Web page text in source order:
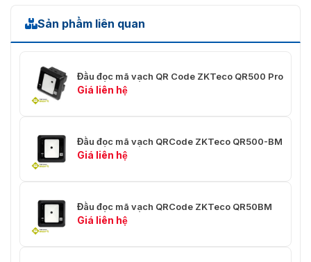
Sản phẩm liên quan
Đầu đọc mã vạch QR Code ZKTeco QR500 Pro
Giá liên hệ
Đầu đọc mã vạch QRCode ZKTeco QR500-BM
Giá liên hệ
Đầu đọc mã vạch QRCode ZKTeco QR50BM
Giá liên hệ